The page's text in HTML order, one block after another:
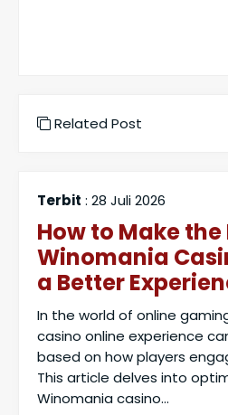
Related Post
Terbit : 28 Juli 2026
How to Make
Winomania
a Better
In the world of online
casino online experience
based on how players
This article delves into
Winomania casino...